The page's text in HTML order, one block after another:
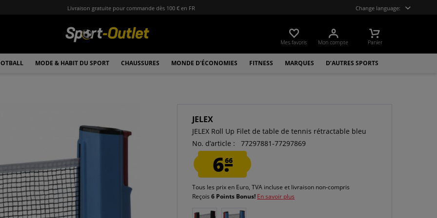
Livraison gratuite pour commande dès 100 € en FR Change language:
Mes favoris Mon compte Panier
MODE & HABIT DU SPORT CHAUSSURES MONDE D'ÉCONOMIES FITNESS MARQUES D’AUTRES SPORTS
JELEX
JELEX Roll Up Filet de table de tennis rétractable bleu
No. d’article :
77297881-77297869
6.66
Tous les prix en Euro, TVA incluse et livraison non-compris
Reçois6 Points Bonus! En savoir plus